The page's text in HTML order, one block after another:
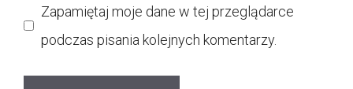
Zapamiętaj moje dane w tej przeglądarce
podczas pisania kolejnych komentarzy.